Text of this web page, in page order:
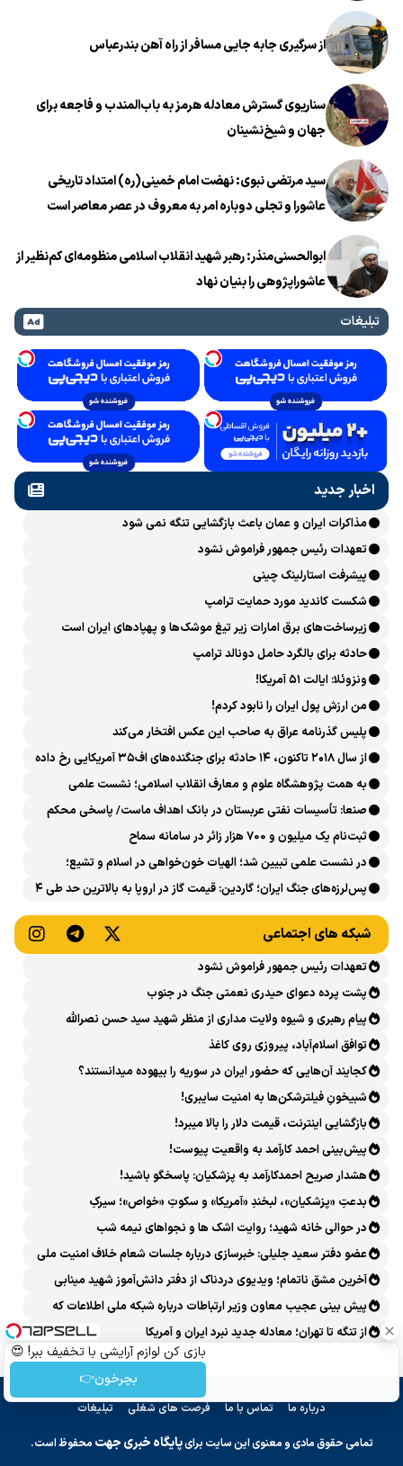
بازی کن لوازم آرایشی با تخفیف ببر! 😍
بچرخون👉
از سرگیری جابه جایی مسافر از راه آهن بندرعباس
سناریوی گسترش معادله هرمز به باب‌المندب و فاجعه برای
جهان و شیخ‌نشینان
سید مرتضی نبوی: نهضت امام خمینی(ره) امتداد تاریخی
عاشورا و تجلی دوباره امر به معروف در عصر معاصر است
ابوالحسنی‌منذر: رهبر شهید انقلاب اسلامی منظومه‌ای کم‌نظیر از
عاشوراپژوهی را بنیان نهاد
تبلیغات
اخبار جدید
مذاکرات ایران و عمان باعث بازگشایی تنگه نمی شود
تعهدات رئیس جمهور فراموش نشود
پیشرفت ‏استارلینک چینی
شکست کاندید مورد حمایت ترامپ
زیرساخت‌های برق امارات زیر تیغ موشک‌ها و پهپادهای ایران است
حادثه برای بالگرد حامل دونالد ترامپ
ونزوئلا: ایالت ۵۱ آمریکا!
من ارزش پول ایران را نابود کردم!
پلیس گذرنامه عراق به صاحب این عکس افتخار می‌کند
از سال ۲۰۱۸ تاکنون، ۱۴ حادثه برای جنگنده‌های اف۳۵ آمریکایی رخ داده
است
به همت پژوهشگاه علوم و معارف انقلاب اسلامی؛ نشست علمی
«اربعین حسینی در منظومه فکری رهبر شهید، امام خامنه‌ای» برگزار
می‌شود
صنعا: تأسیسات نفتی عربستان در بانک اهداف ماست/ پاسخی محکم
می‌دهیم
ثبت‌نام یک میلیون و 700 هزار زائر در سامانه سماح ‌
در نشست علمی تبیین شد؛ الهیات خون‌خواهی در اسلام و تشیع؛
انتقام، عدالت، بازدارندگی و مقابله با جریان سلطه
پس‌لرزه‌های جنگ ایران؛ گاردین: قیمت گاز در اروپا به بالاترین حد طی ۴
شبکه های اجتماعی
تعهدات رئیس جمهور فراموش نشود
پشت پرده دعوای حیدری نعمتی جنگ در جنوب
پیام رهبری و شیوه ولایت مداری از منظر شهید سید حسن نصرالله
توافق اسلام‌آباد، پیروزی روی کاغذ
کجایند آن‌هایی که حضور ایران در سوریه را بیهوده میدانستند؟
شبیخونِ فیلترشکن‌ها به امنیت سایبری!
بازگشایی اینترنت، قیمت دلار را بالا میبرد!
پیش‌بینی احمد کارآمد به واقعیت پیوست!
هشدار صریح احمدکارآمد به پزشکیان: پاسخگو باشید!
بدعتِ «پزشکیان»، لبخندِ «آمریکا» و سکوتِ «خواص»؛ سیرکِ
قانون‌گریزی در روز روشن!
در حوالی خانه شهید؛ روایت اشک ها و نجواهای نیمه شب
عضو دفتر سعید جلیلی: خبرسازی درباره جلسات شعام خلاف امنیت ملی
است
آخرین مشق ناتمام؛ ویدیوی دردناک از دفتر دانش‌آموز شهید مینابی
پربازدید شد
پیش بینی عجیب معاون وزیر ارتباطات درباره شبکه ملی اطلاعات که
محقق هم نشد!
از تنگه تا تهران؛ معادله جدید نبرد ایران و آمریکا
درباره ما تماس با ما فرصت های شغلی تبلیغات
تمامی حقوق مادی و معنوی این سایت برایپایگاه خبری جهت محفوظ است.